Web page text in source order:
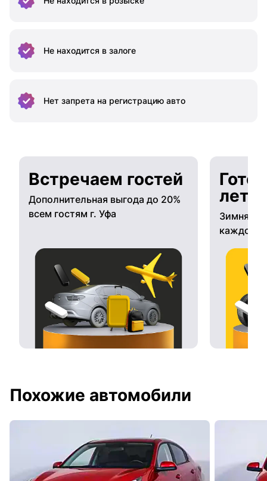
Не находится в залоге
Нет запрета на регистрацию авто
Встречаем гостей
Дополнительная выгода до 20%
всем гостям г. Уфа
Зимняя
каждому
Похожие автомобили